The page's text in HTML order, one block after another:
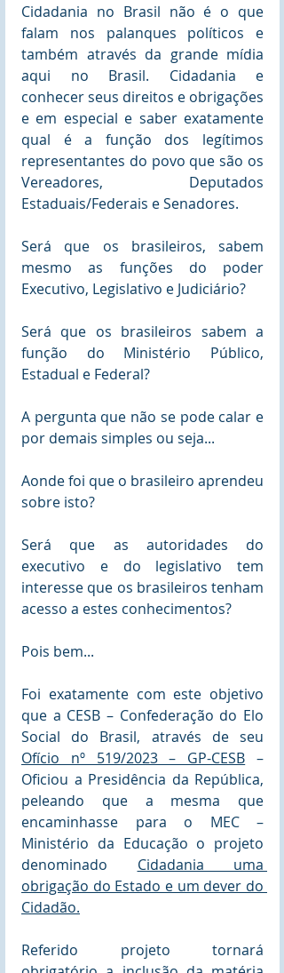
Cidadania no Brasil não é o que
falam nos palanques políticos e
também através da grande mídia
aqui no Brasil. Cidadania e
conhecer seus direitos e obrigações
e em especial e saber exatamente
qual é a função dos legítimos
representantes do povo que são os
Vereadores, Deputados
Estaduais/Federais e Senadores.
Será que os brasileiros, sabem
mesmo as funções do poder
Executivo, Legislativo e Judiciário?
Será que os brasileiros sabem a
função do Ministério Público,
Estadual e Federal?
A pergunta que não se pode calar e
por demais simples ou seja...
Aonde foi que o brasileiro aprendeu
sobre isto?
Será que as autoridades do
executivo e do legislativo tem
interesse que os brasileiros tenham
acesso a estes conhecimentos?
Pois bem...
Foi exatamente com este objetivo
que a CESB – Confederação do Elo
Ofício nº 519/2023 – GP-CESB –
Oficiou a Presidência da República,
peleando que a mesma que
encaminhasse para o MEC –
Ministério da Educação o projeto
denominado Cidadania uma
obrigação do Estado e um dever do
Cidadão.
Referido projeto tornará